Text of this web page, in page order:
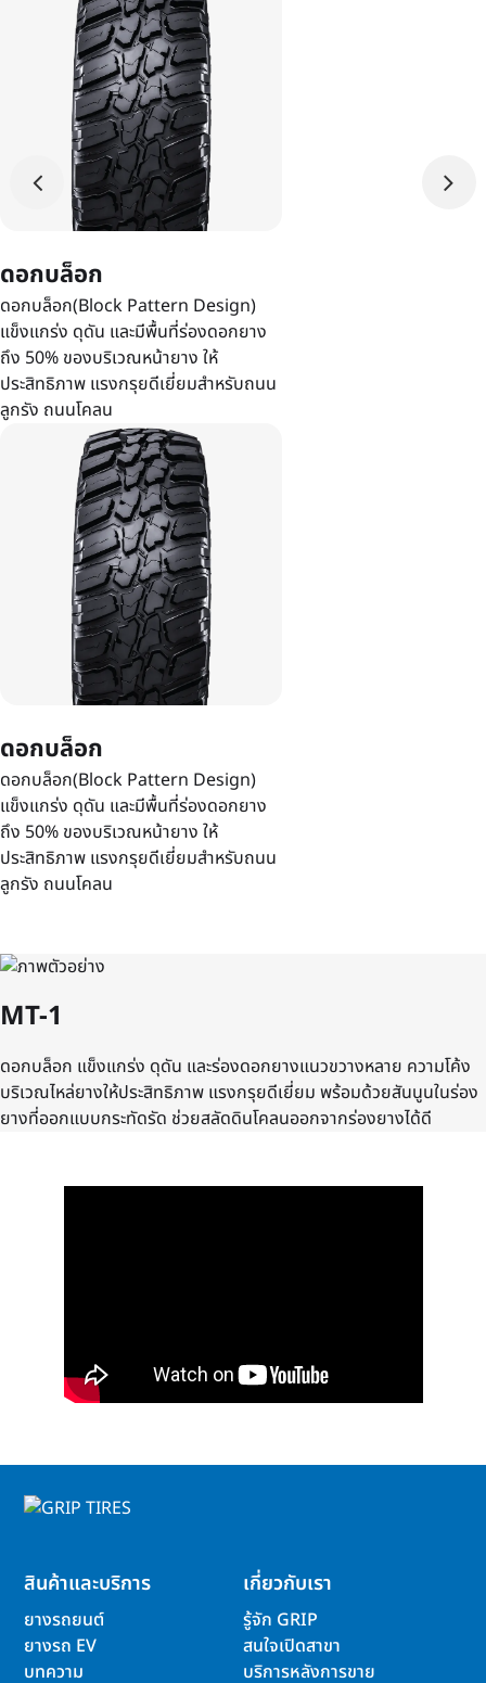
ดอกบล็อก
ดอกบล็อก(Block Pattern Design)
แข็งแกร่ง ดุดัน และมีพื้นที่ร่องดอกยาง
ถึง 50% ของบริเวณหน้ายาง ให้
ประสิทธิภาพ แรงกรุยดีเยี่ยมสำหรับถนน
ลูกรัง ถนนโคลน
ดอกบล็อก
ดอกบล็อก(Block Pattern Design)
แข็งแกร่ง ดุดัน และมีพื้นที่ร่องดอกยาง
ถึง 50% ของบริเวณหน้ายาง ให้
ประสิทธิภาพ แรงกรุยดีเยี่ยมสำหรับถนน
ลูกรัง ถนนโคลน
MT-1
ดอกบล็อก แข็งแกร่ง ดุดัน และร่องดอกยางแนวขวางหลาย ความโค้ง
บริเวณไหล่ยางให้ประสิทธิภาพ แรงกรุยดีเยี่ยม พร้อมด้วยสันนูนในร่อง
ยางที่ออกแบบกระทัดรัด ช่วยสลัดดินโคลนออกจากร่องยางได้ดี
สินค้าและบริการ
ยางรถยนต์
ยางรถ EV
บทความ
เกี่ยวกับเรา
รู้จัก GRIP
สนใจเปิดสาขา
บริการหลังการขาย